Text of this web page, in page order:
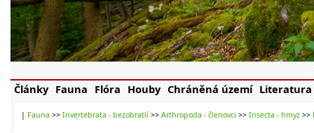
Články Fauna Flóra Houby Chráněná území Literatura
| Fauna >> Invertebrata - bezobratlí >> Arthropoda - členovci >> Insecta - hmyz >>